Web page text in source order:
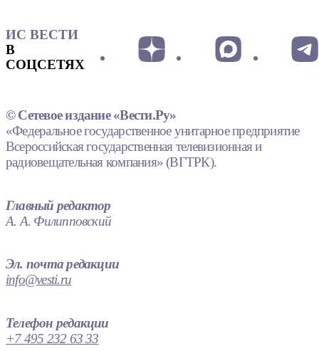
ИС ВЕСТИ
В
СОЦСЕТЯХ
© Сетевое издание «Вести.Ру»
«Федеральное государственное унитарное предприятие
Всероссийская государственная телевизионная и
радиовещательная компания» (ВГТРК).
Главный редактор
А. А. Филипповский
Эл. почта редакции
info@vesti.ru
Телефон редакции
+7 495 232 63 33